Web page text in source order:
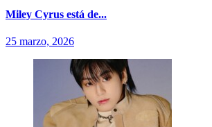
Miley Cyrus está de...
25 marzo, 2026